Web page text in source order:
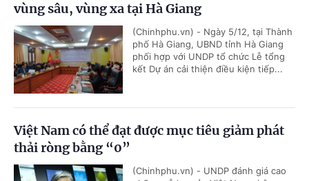
vùng sâu, vùng xa tại Hà Giang
(Chinhphu.vn) - Ngày 5/12, tại Thành
phố Hà Giang, UBND tỉnh Hà Giang
phối hợp với UNDP tổ chức Lễ tổng
kết Dự án cải thiện điều kiện tiếp...
Việt Nam có thể đạt được mục tiêu giảm phát
thải ròng bằng “0”
(Chinhphu.vn) - UNDP đánh giá cao